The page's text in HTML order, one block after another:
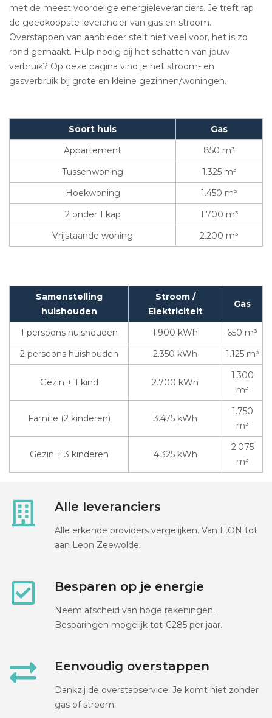
met de meest voordelige energieleveranciers. Je treft rap
de goedkoopste leverancier van gas en stroom.
Overstappen van aanbieder stelt niet veel voor, het is zo
rond gemaakt. Hulp nodig bij het schatten van jouw
verbruik? Op deze pagina vind je het stroom- en
gasverbruik bij grote en kleine gezinnen/woningen.
Soort huis
Gas
Appartement
850 m³
Tussenwoning
1.325 m³
Hoekwoning
1.450 m³
2 onder 1 kap
1.700 m³
Vrijstaande woning
2.200 m³
Samenstelling
huishouden
Stroom /
Elektriciteit
Gas
1 persoons huishouden 1.900 kWh
650 m³
2 persoons huishouden
2.350 kWh 1.125 m³
Gezin + 1 kind 2.700 kWh
1.300
m³
Familie (2 kinderen) 3.475 kWh
1.750
m³
Gezin + 3 kinderen 4.325 kWh
2.075
m³
Alle leveranciers
Alle erkende providers vergelijken. Van E.ON tot
aan Leon Zeewolde.
Besparen op je energie
Neem afscheid van hoge rekeningen.
Besparingen mogelijk tot €285 per jaar.
Eenvoudig overstappen
Dankzij de overstapservice. Je komt niet zonder
gas of stroom.